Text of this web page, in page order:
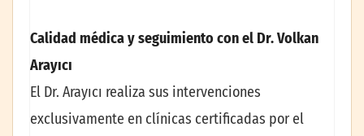
Calidad médica y seguimiento con el Dr. Volkan
Arayıcı
El Dr. Arayıcı realiza sus intervenciones
exclusivamente en clínicas certificadas por el